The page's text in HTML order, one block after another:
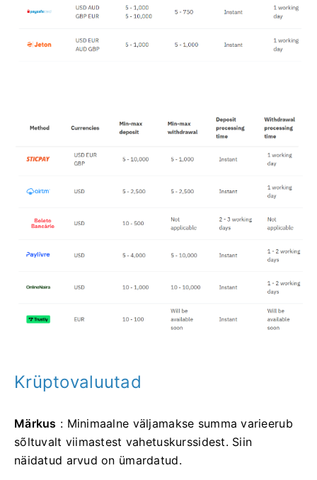
Krüptovaluutad
Märkus : Minimaalne väljamakse summa varieerub
sõltuvalt viimastest vahetuskurssidest. Siin
näidatud arvud on ümardatud.